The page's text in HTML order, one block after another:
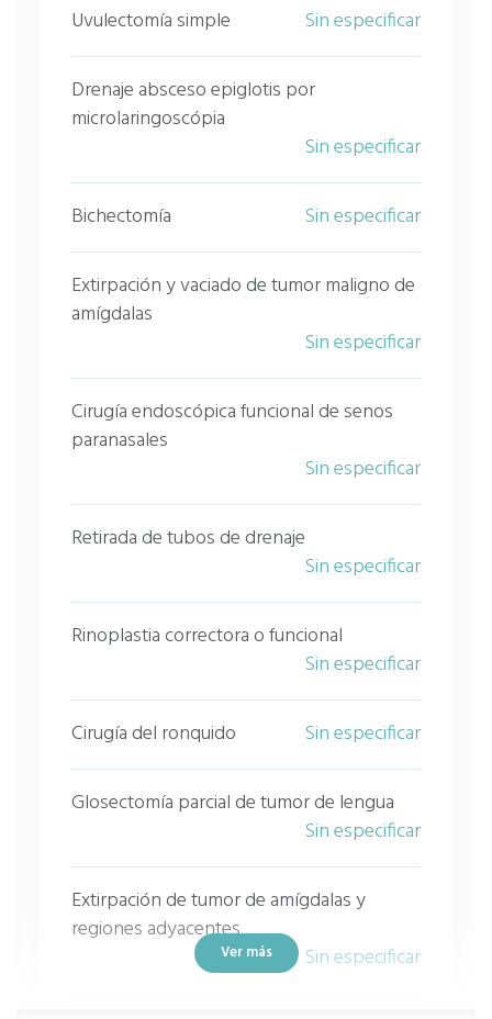
Uvulectomía simple Sin especificar
Drenaje absceso epiglotis por
microlaringoscópia
Sin especificar
Bichectomía Sin especificar
Extirpación y vaciado de tumor maligno de
amígdalas
Sin especificar
Cirugía endoscópica funcional de senos
paranasales
Sin especificar
Retirada de tubos de drenaje
Sin especificar
Rinoplastia correctora o funcional
Sin especificar
Cirugía del ronquido Sin especificar
Glosectomía parcial de tumor de lengua
Sin especificar
Extirpación de tumor de amígdalas y
regiones adyacentes
Sin especificar
Ver más